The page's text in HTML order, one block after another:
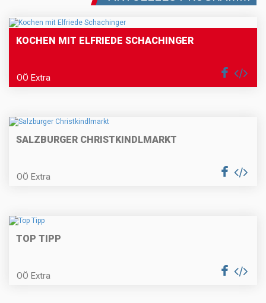
KOCHEN MIT ELFRIEDE SCHACHINGER
OÖ Extra
SALZBURGER CHRISTKINDLMARKT
OÖ Extra
TOP TIPP
OÖ Extra